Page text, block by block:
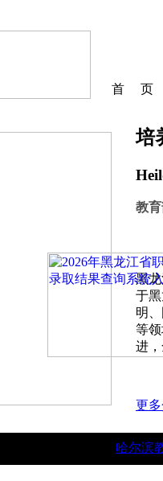
首 页
培
教
黑
于
明
等
进
更
哈尔滨